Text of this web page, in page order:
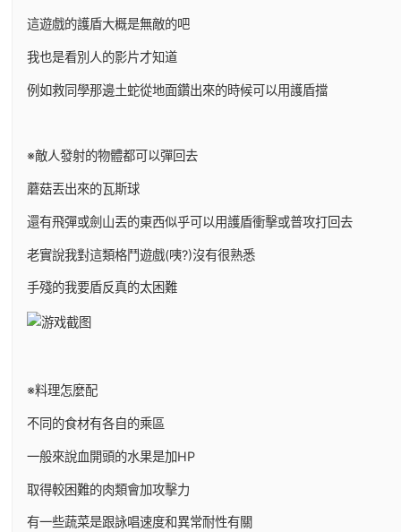
這遊戲的護盾大概是無敵的吧
我也是看別人的影片才知道
例如救同學那邊土蛇從地面鑽出來的時候可以用護盾擋
※敵人發射的物體都可以彈回去
蘑菇丟出來的瓦斯球
還有飛彈或劍山丟的東西似乎可以用護盾衝擊或普攻打回去
老實說我對這類格鬥遊戲(咦?)沒有很熟悉
手殘的我要盾反真的太困難
※料理怎麼配
不同的食材有各自的乘區
一般來說血開頭的水果是加HP
取得較困難的肉類會加攻擊力
有一些蔬菜是跟詠唱速度和異常耐性有關